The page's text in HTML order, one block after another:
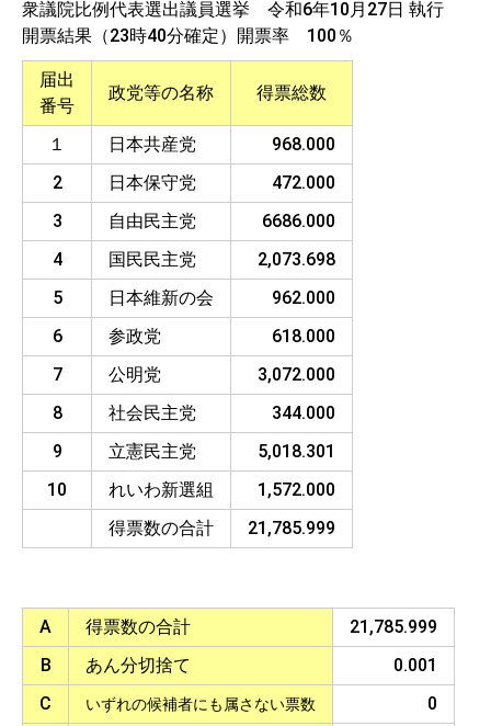
衆議院比例代表選出議員選挙 令和6年10月27日 執行
開票結果（23時40分確定）開票率 100％
届出
番号
政党等の名称 得票総数
１ 日本共産党
968.000
2
日本保守党
472.000
3
自由民主党
6686.000
4
国民民主党
2,073.698
5
日本維新の会
962.000
6
参政党
618.000
7
公明党
3,072.000
8
社会民主党
344.000
9
立憲民主党
5,018.301
10
れいわ新選組
1,572.000
得票数の合計
21,785.999
A 得票数の合計
21,785.999
B
あん分切捨て
0.001
C
いずれの候補者にも属さない票数
0